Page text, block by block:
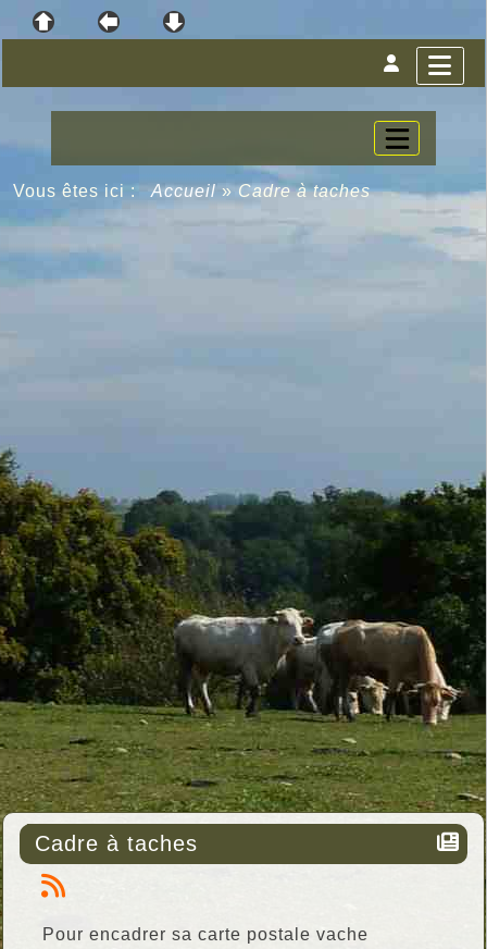
Vous êtes ici : Accueil »Cadre à taches
Cadre à taches
Pour encadrer sa carte postale vache